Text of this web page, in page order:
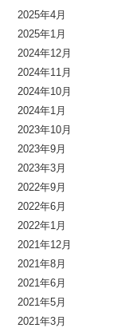
2025年4月
2025年1月
2024年12月
2024年11月
2024年10月
2024年1月
2023年10月
2023年9月
2023年3月
2022年9月
2022年6月
2022年1月
2021年12月
2021年8月
2021年6月
2021年5月
2021年3月